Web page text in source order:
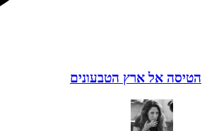
הטיסה אל ארץ הטבעונים